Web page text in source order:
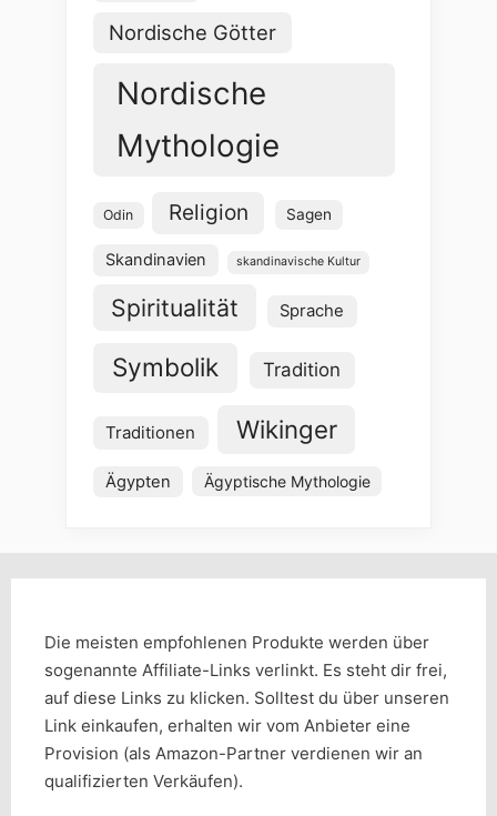
Nordische Götter
Nordische
Mythologie
Odin Religion Sagen
Skandinavien skandinavische Kultur
Spiritualität Sprache
Symbolik Tradition
Traditionen Wikinger
Ägypten Ägyptische Mythologie
Die meisten empfohlenen Produkte werden über
sogenannte Affiliate-Links verlinkt. Es steht dir frei,
auf diese Links zu klicken. Solltest du über unseren
Link einkaufen, erhalten wir vom Anbieter eine
Provision (als Amazon-Partner verdienen wir an
qualifizierten Verkäufen).